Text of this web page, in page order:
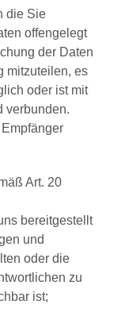
die Sie
offengelegt
der Daten
mitzuteilen, es
oder ist mit
verbunden.
Art. 20
bereitgestellt
und
oder die
zu
ist;